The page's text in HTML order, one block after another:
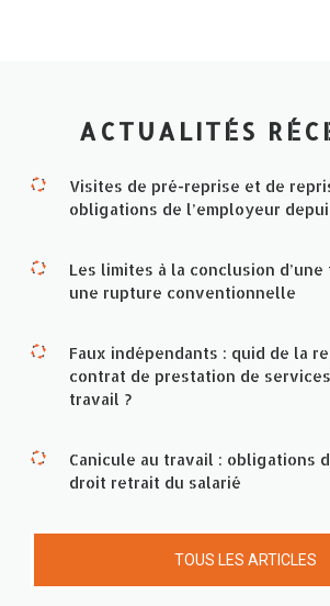
ACTUALITÉS
Visites de pré-reprise et de
obligations de l’employeur
Les limites à la conclusion
une rupture conventionnelle
Faux indépendants : quid de la
contrat de prestation de
travail ?
Canicule au travail : obligations
droit retrait du salarié
TOUS LES ARTICLES